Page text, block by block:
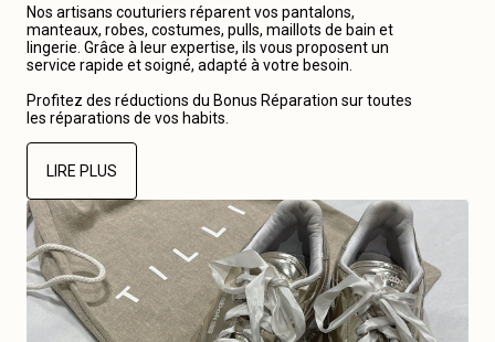
Nos artisans couturiers réparent vos pantalons,
manteaux, robes, costumes, pulls, maillots de bain et
lingerie. Grâce à leur expertise, ils vous proposent un
service rapide et soigné, adapté à votre besoin.
Profitez des réductions du Bonus Réparation sur toutes
les réparations de vos habits.
LIRE PLUS